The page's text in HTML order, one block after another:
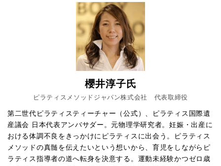
櫻井淳子氏
ピラティスメソッドジャパン株式会社 代表取締役
第二世代ピラティスティーチャー（公式）、ピラティス国際遺
産議会 日本代表アンバサダー。元物理学研究者。妊娠・出産に
おける体調不良をきっかけにピラティスに出会う。ピラティス
メソッドの真髄を伝えたいという想いから、育児をしながらピ
ラティス指導者の道へ転身を決意する。運動未経験かつゼロ歳